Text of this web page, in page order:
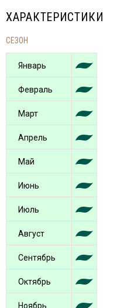
ХАРАКТЕРИСТИКИ
СЕЗОН
Январь
Февраль
Март
Апрель
Май
Июнь
Июль
Август
Сентябрь
Октябрь
Ноябрь